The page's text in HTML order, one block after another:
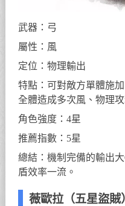
武器：弓
屬性：風
定位：物理輸出
特點：可對敵方單體施
全體造成多次風、物理
角色強度：4星
推薦指數：5星
總結：機制完備的輸出
盾效率一流。
薇歐拉（五星盜賊